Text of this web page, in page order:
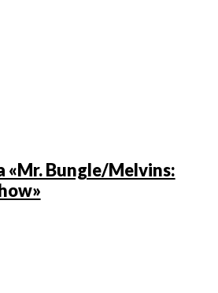
«Mr. Bungle/Melvins: